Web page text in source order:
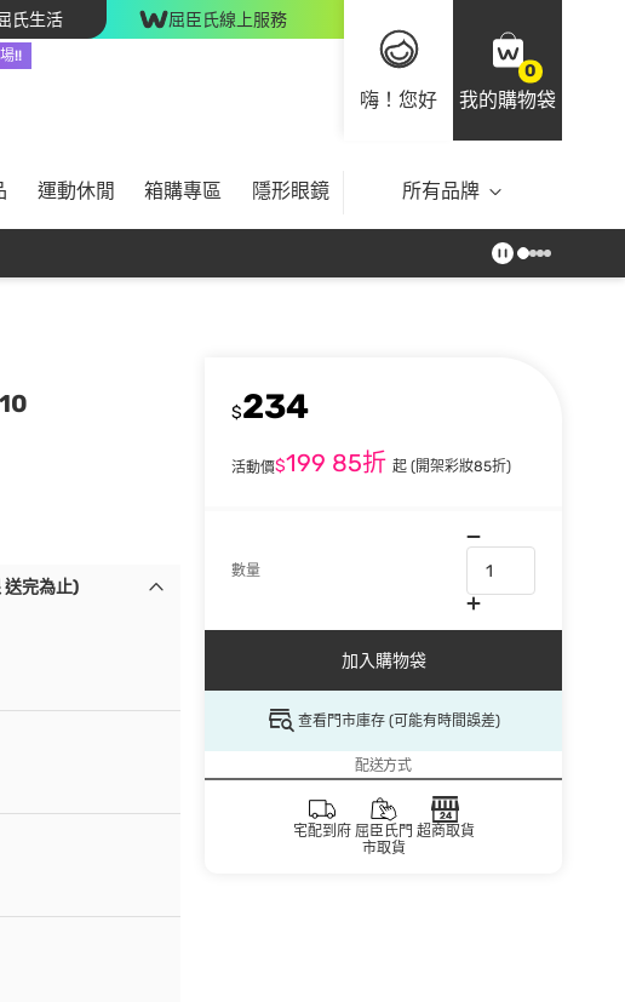
氏生活
!!
屈臣氏線上服務
嗨！您好
0
我的購物袋
運動休閒 箱購專區 隱形眼鏡 所有品牌
$234
活動價$199 85折 起 (開架彩妝85折)
數量
加入購物袋
查看門市庫存 (可能有時間誤差)
配送方式
宅配到府 屈臣氏門
市取貨
超商取貨
完為止)